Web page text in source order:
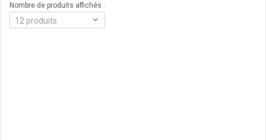
Nombre de produits affichés :
12 produits